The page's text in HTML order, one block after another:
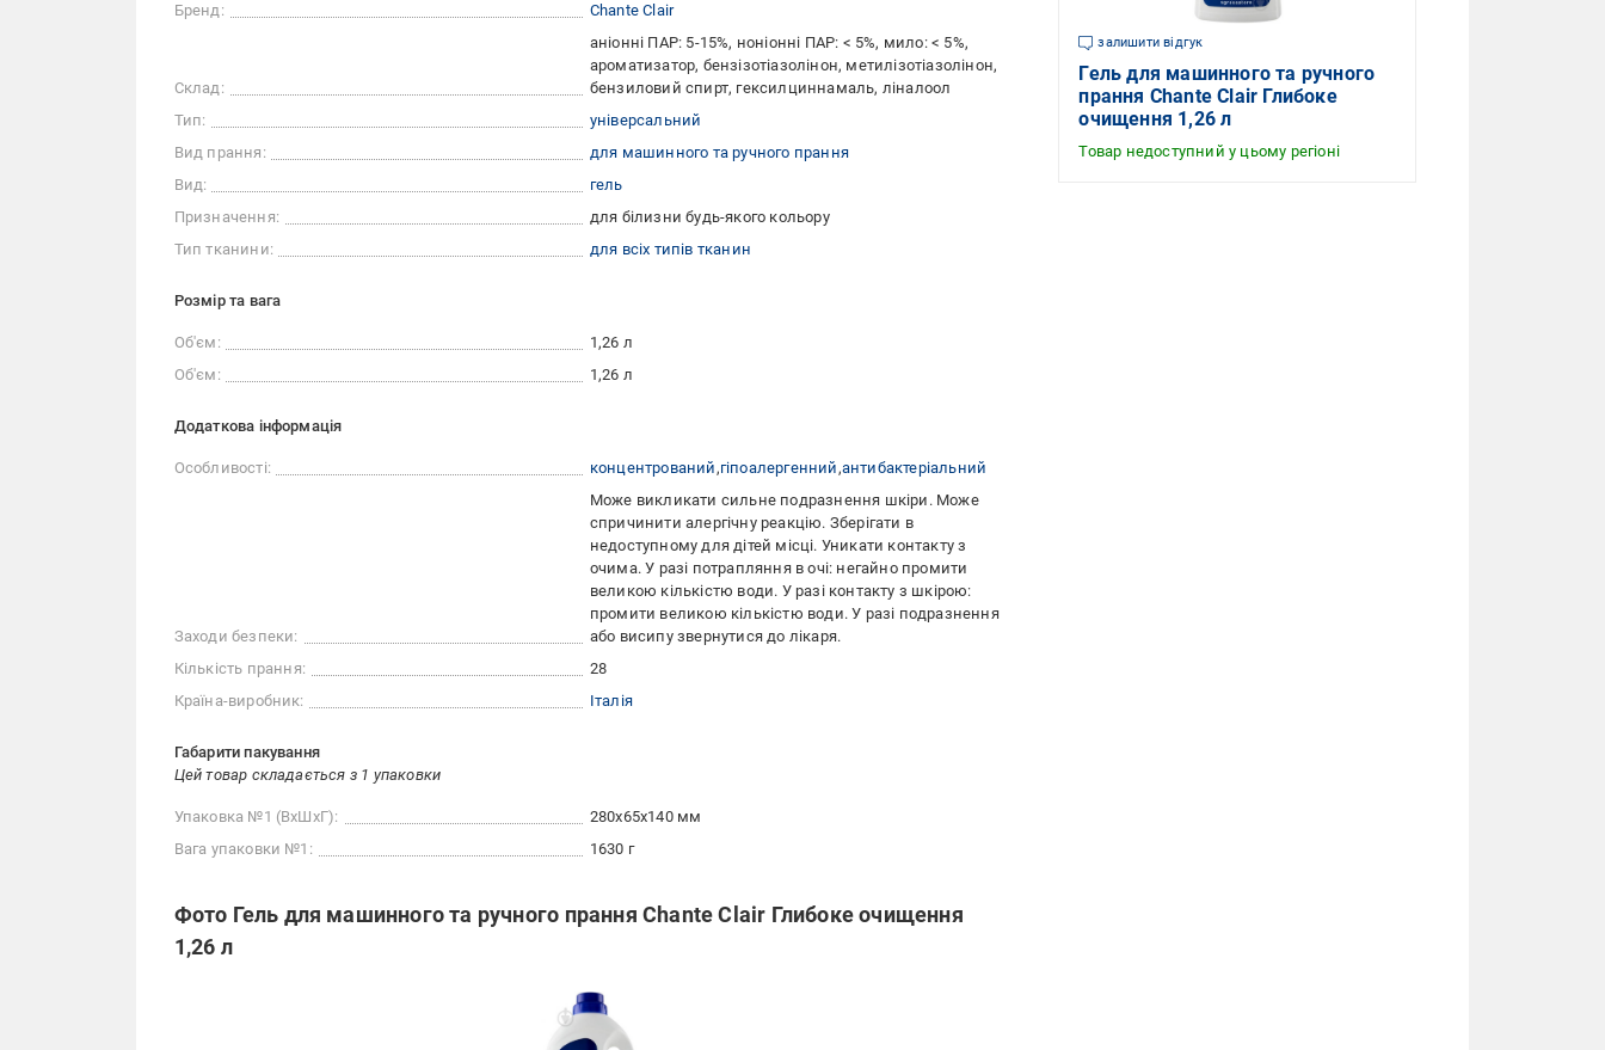
Бренд: Chante Clair
Склад:
аніонні ПАР: 5-15%, ноніонні ПАР: < 5%, мило: < 5%,
ароматизатор, бензізотіазолінон, метилізотіазолінон,
бензиловий спирт, гексилциннамаль, ліналоол
Тип:
універсальний
Вид прання:
для машинного та ручного прання
Вид:
гель
Призначення:
для білизни будь-якого кольору
Тип тканини:
для всіх типів тканин
Розмір та вага
Об'єм:
1,26 л
Об'єм:
1,26 л
Додаткова інформація
Особливості: концентрований гіпоалергенний антибактеріальний
Заходи безпеки:
Може викликати сильне подразнення шкіри. Може
спричинити алергічну реакцію. Зберігати в
недоступному для дітей місці. Уникати контакту з
очима. У разі потрапляння в очі: негайно промити
великою кількістю води. У разі контакту з шкірою:
промити великою кількістю води. У разі подразнення
або висипу звернутися до лікаря.
Кількість прання:
28
Країна-виробник:
Італія
Габарити пакування
Цей товар складається з 1 упаковки
Упаковка №1 (ВхШхГ):
280x65x140 мм
Вага упаковки №1:
1630 г
Фото Гель для машинного та ручного прання Chante Clair Глибоке очищення
1,26 л
залишити відгук
Гель для машинного та ручного
прання Chante Clair Глибоке
очищення 1,26 л
Товар недоступний у цьому регіоні